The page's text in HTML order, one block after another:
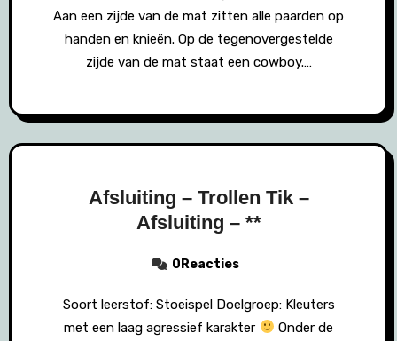
Aan een zijde van de mat zitten alle paarden op
handen en knieën. Op de tegenovergestelde
zijde van de mat staat een cowboy.…
Afsluiting – Trollen Tik –
Afsluiting – **
0Reacties
Soort leerstof: Stoeispel Doelgroep: Kleuters
met een laag agressief karakter
Onder de